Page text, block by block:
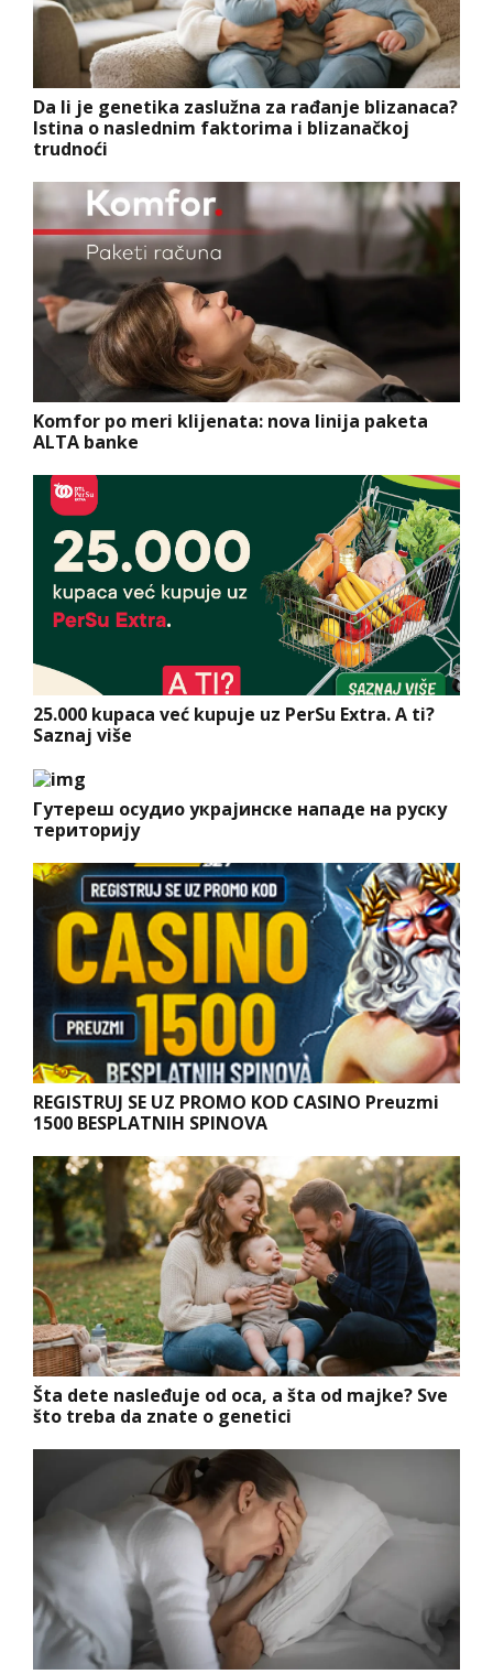
Da li je genetika zaslužna za rađanje blizanaca?
Istina o naslednim faktorima i blizanačkoj
trudnoći
Komfor po meri klijenata: nova linija paketa
ALTA banke
25.000 kupaca već kupuje uz PerSu Extra. A ti?
Saznaj više
Гутереш осудио украјинске нападе на руску
територију
REGISTRUJ SE UZ PROMO KOD CASINO Preuzmi
1500 BESPLATNIH SPINOVA
Šta dete nasleđuje od oca, a šta od majke? Sve
što treba da znate o genetici